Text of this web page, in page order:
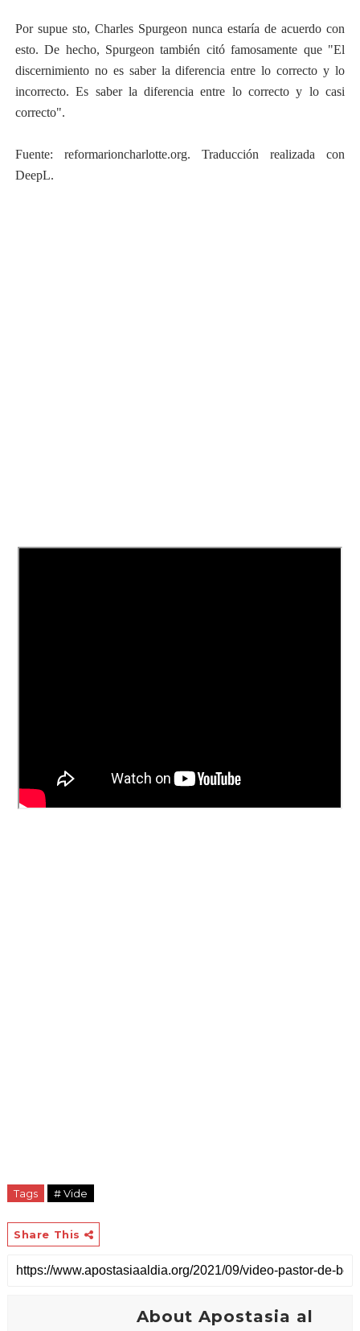
Por supue sto, Charles Spurgeon nunca estaría de acuerdo con
esto. De hecho, Spurgeon también citó famosamente que "El
discernimiento no es saber la diferencia entre lo correcto y lo
incorrecto. Es saber la diferencia entre lo correcto y lo casi
correcto".
Fuente: reformarioncharlotte.org. Traducción realizada con
DeepL.
Tags # Vide
Share This
About Apostasia al